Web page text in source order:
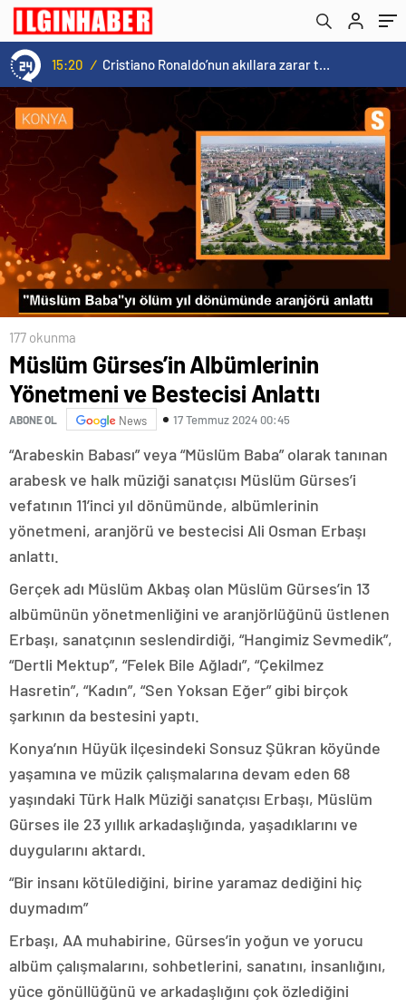
15:20 / Cristiano Ronaldo’nun akıllara zarar tüm kariyerinin istatistiğini çıkardık !
177 okunma
Müslüm Gürses’in Albümlerinin
Yönetmeni ve Bestecisi Anlattı
ABONE OL News 17 Temmuz 2024 00:45
“Arabeskin Babası” veya “Müslüm Baba” olarak tanınan
arabesk ve halk müziği sanatçısı Müslüm Gürses’i
vefatının 11’inci yıl dönümünde, albümlerinin
yönetmeni, aranjörü ve bestecisi Ali Osman Erbaşı
anlattı.
Gerçek adı Müslüm Akbaş olan Müslüm Gürses’in 13
albümünün yönetmenliğini ve aranjörlüğünü üstlenen
Erbaşı, sanatçının seslendirdiği, “Hangimiz Sevmedik”,
“Dertli Mektup”, “Felek Bile Ağladı”, “Çekilmez
Hasretin”, “Kadın”, “Sen Yoksan Eğer” gibi birçok
şarkının da bestesini yaptı.
Konya’nın Hüyük ilçesindeki Sonsuz Şükran köyünde
yaşamına ve müzik çalışmalarına devam eden 68
yaşındaki Türk Halk Müziği sanatçısı Erbaşı, Müslüm
Gürses ile 23 yıllık arkadaşlığında, yaşadıklarını ve
duygularını aktardı.
“Bir insanı kötülediğini, birine yaramaz dediğini hiç
duymadım”
Erbaşı, AA muhabirine, Gürses’in yoğun ve yorucu
albüm çalışmalarını, sohbetlerini, sanatını, insanlığını,
yüce gönüllüğünü ve arkadaşlığını çok özlediğini